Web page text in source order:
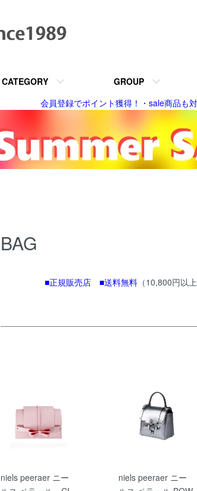
CATEGORY GROUP
会員登録でポイント獲得！・sale商品も
BAG
■正規販売店 ■送料無料（10,800円以
niels peeraer ニー
niels peeraer ニー